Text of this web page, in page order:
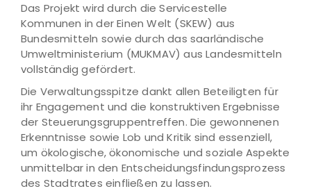
Das Projekt wird durch die Servicestelle
Kommunen in der Einen Welt (SKEW) aus
Bundesmitteln sowie durch das saarländische
Umweltministerium (MUKMAV) aus Landesmitteln
vollständig gefördert.
Die Verwaltungsspitze dankt allen Beteiligten für
ihr Engagement und die konstruktiven Ergebnisse
der Steuerungsgruppentreffen. Die gewonnenen
Erkenntnisse sowie Lob und Kritik sind essenziell,
um ökologische, ökonomische und soziale Aspekte
unmittelbar in den Entscheidungsfindungsprozess
des Stadtrates einfließen zu lassen.